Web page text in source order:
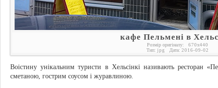
кафе Пельмені в
Розмір оригіналу: 670x440
Тип: jpg Дата: 2016-09-02
Воістину унікальним туристи в Хельсінкі називають ресторан
сметаною, гострим соусом і журавлиною.